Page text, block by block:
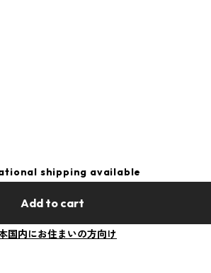
shipping available
Add to cart
国内にお住まいの方向け